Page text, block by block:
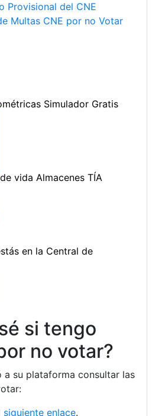
Provisional del CNE
Multas CNE por no Votar
si tengo
no votar?
a su plataforma consultar las
siguiente enlace.